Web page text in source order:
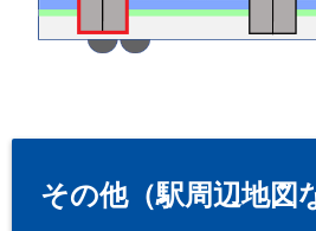
その他（駅周辺地図